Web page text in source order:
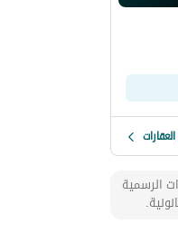
الرسمية